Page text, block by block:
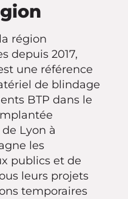
région
depuis 2017,
une référence
de blindage
BTP dans le
Lyon à
les
publics et de
leurs projets
temporaires